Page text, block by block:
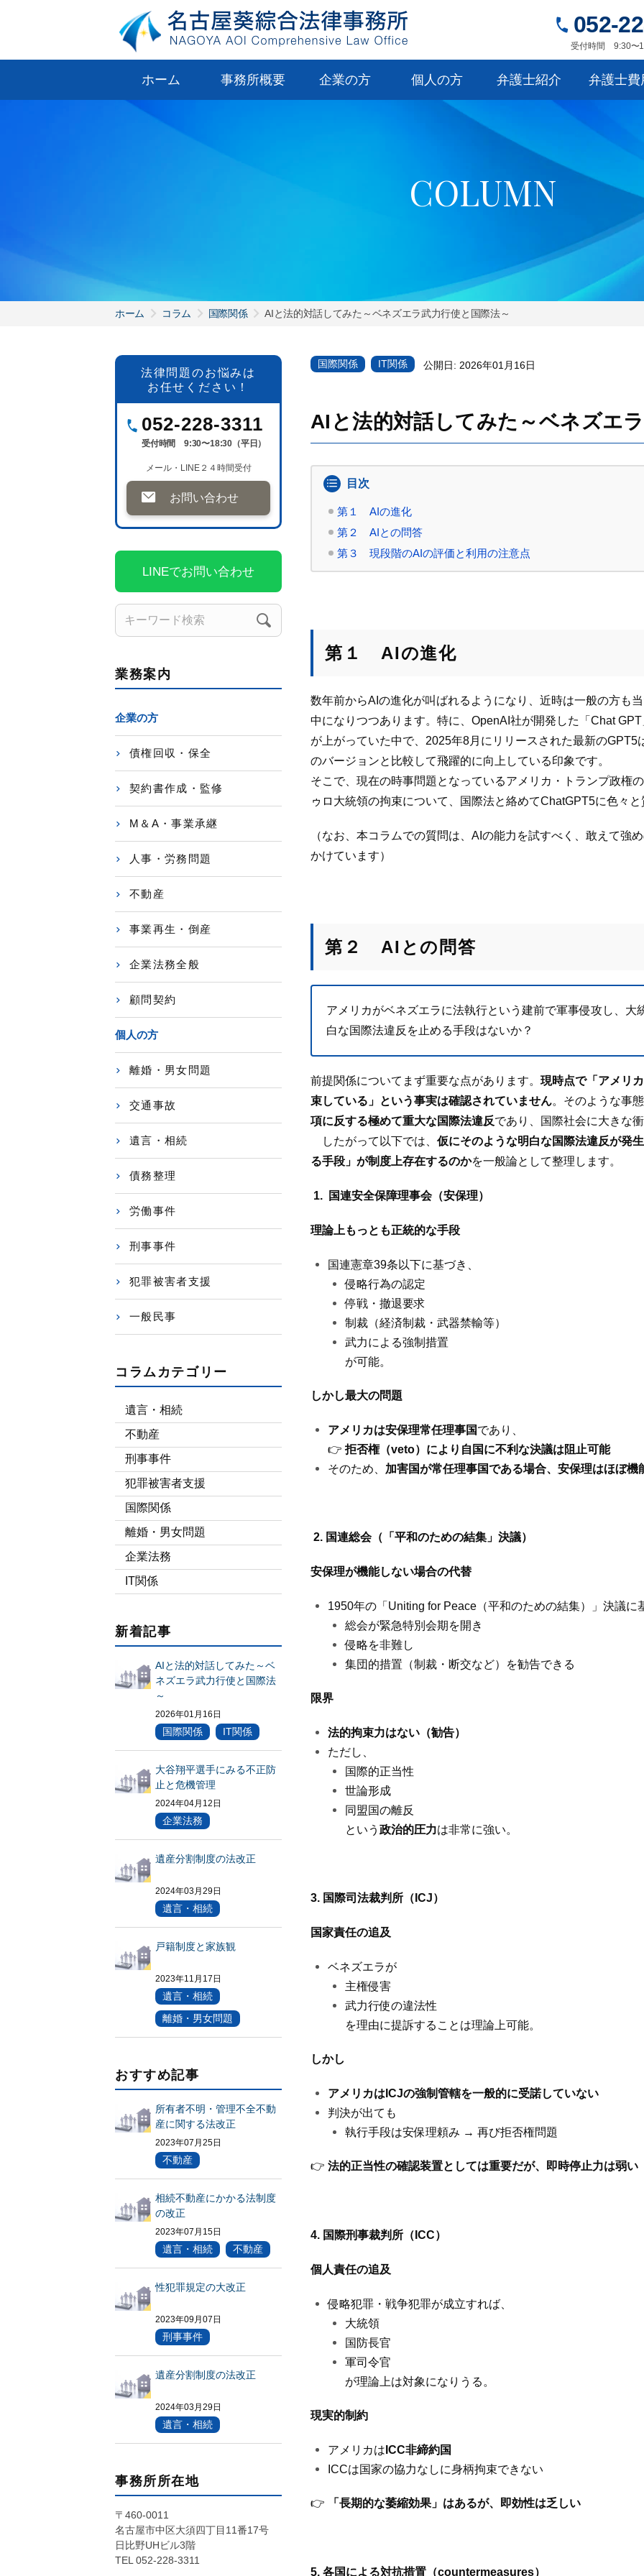
052-
受付時間 9:30〜
ホーム 事務所概要 企業の方 個人の方 弁護士紹介 弁護士費
COLUMN
ホーム コラム 国際関係 AIと法的対話してみた～ベネズエラ武力行使と国際法～
国際関係 IT関係 公開日: 2026年01月16日
AIと法的対話してみた～ベネズエ
目次
第１ AIの進化
第２ AIとの問答
第３ 現段階のAIの評価と利用の注意点
第１ AIの進化
数年前からAIの進化が叫ばれるようになり、近時は一般の方も
中になりつつあります。特に、OpenAI社が開発した「Chat
が上がっていた中で、2025年8月にリリースされた最新の
のバージョンと比較して飛躍的に向上している印象です。
そこで、現在の時事問題となっているアメリカ・トランプ政権
ゥロ大統領の拘束について、国際法と絡めてChatGPT5に色々と
（なお、本コラムでの質問は、AIの能力を試すべく、敢えて強
かけています）
第２ AIとの問答
アメリカがベネズエラに法執行という建前で軍事侵攻し、大
白な国際法違反を止める手段はないか？
前提関係についてまず重要な点があります。 現時点で「アメリ
束している」という事実は確認されていません。そのような事
項に反する極めて重大な国際法違反であり、国際社会に大きな
したがって以下では、 仮にそのような明白な国際法違反が発
る手段」が制度上存在するのかを一般論として整理します。
1. 国連安全保障理事会（安保理）
理論上もっとも正統的な手段
国連憲章39条以下に基づき、
侵略行為の認定
停戦・撤退要求
制裁（経済制裁・武器禁輸等）
武力による強制措置
が可能。
しかし最大の問題
アメリカは安保理常任理事国であり、
👉 拒否権（veto）により自国に不利な決議は阻止可能
そのため、 加害国が常任理事国である場合、安保理はほぼ機
2. 国連総会（「平和のための結集」決議）
安保理が機能しない場合の代替
1950年の「 Uniting for Peace （平和のための結集）」決議に
総会が緊急特別会期を開き
侵略を非難し
集団的措置（制裁・断交など）を勧告できる
限界
法的拘束力はない（勧告）
ただし、
国際的正当性
世論形成
同盟国の離反
という 政治的圧力は非常に強い。
3. 国際司法裁判所（ ICJ）
国家責任の追及
ベネズエラが
主権侵害
武力行使の違法性
を理由に提訴することは理論上可能。
しかし
アメリカは ICJの強制管轄を一般的に受諾していない
判決が出ても
執行手段は安保理頼み → 再び拒否権問題
👉 法的正当性の確認装置としては重要だが、即時停止力は弱い
4. 国際刑事裁判所（ ICC）
個人責任の追及
侵略犯罪・戦争犯罪が成立すれば、
大統領
国防長官
軍司令官
が理論上は対象になりうる。
現実的制約
アメリカは ICC非締約国
ICCは国家の協力なしに身柄拘束できない
👉 「長期的な萎縮効果」はあるが、即効性は乏しい
5. 各国による対抗措置（countermeasures）
法律問題のお悩みは
お任せください！
052-228-3311
受付時間 9:30〜18:30（平日）
メール・LINE２４時間受付
お問い合わせ
LINEでお問い合わせ
業務案内
企業の方
債権回収・保全
契約書作成・監修
M＆A・事業承継
人事・労務問題
不動産
事業再生・倒産
企業法務全般
顧問契約
個人の方
離婚・男女問題
交通事故
遺言・相続
債務整理
労働事件
刑事事件
犯罪被害者支援
一般民事
コラムカテゴリー
遺言・相続
不動産
刑事事件
犯罪被害者支援
国際関係
離婚・男女問題
企業法務
IT関係
新着記事
AIと法的対話してみた～ベ
ネズエラ武力行使と国際法
～
2026年01月16日
国際関係 IT関係
大谷翔平選手にみる不正防
止と危機管理
2024年04月12日
企業法務
遺産分割制度の法改正
2024年03月29日
遺言・相続
戸籍制度と家族観
2023年11月17日
遺言・相続
離婚・男女問題
おすすめ記事
所有者不明・管理不全不動
産に関する法改正
2023年07月25日
不動産
相続不動産にかかる法制度
の改正
2023年07月15日
遺言・相続 不動産
性犯罪規定の大改正
2023年09月07日
刑事事件
遺産分割制度の法改正
2024年03月29日
遺言・相続
事務所所在地
〒460-0011
名古屋市中区大須四丁目11番17号
日比野UHビル3階
TEL 052-228-3311